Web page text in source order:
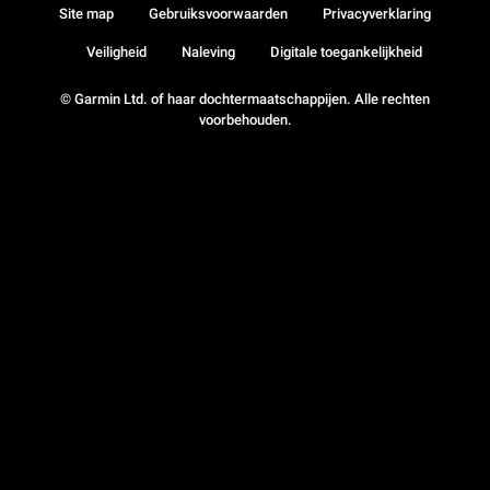
© Garmin Ltd. of haar dochtermaatschappijen. Alle rechten
voorbehouden.
Site map Gebruiksvoorwaarden Privacyverklaring
Veiligheid Naleving Digitale toegankelijkheid